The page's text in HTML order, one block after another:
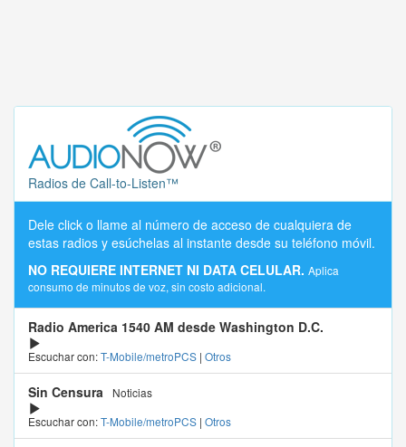
Radios de Call-to-Listen™
Dele click o llame al número de acceso de cualquiera de
estas radios y esúchelas al instante desde su teléfono móvil.
NO REQUIERE INTERNET NI DATA CELULAR. Aplica
consumo de minutos de voz, sin costo adicional.
Radio America 1540 AM desde Washington D.C.
Escuchar con:T-Mobile/metroPCS | Otros
Sin Censura
Noticias
Escuchar con:T-Mobile/metroPCS | Otros